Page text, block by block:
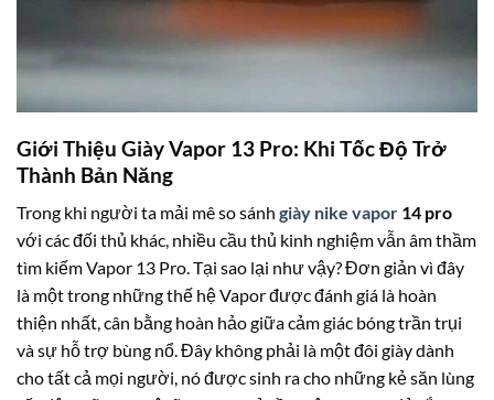
Giới Thiệu Giày Vapor 13 Pro: Khi Tốc Độ Trở
Thành Bản Năng
Trong khi người ta mải mê so sánh giày nike vapor 14 pro
với các đối thủ khác, nhiều cầu thủ kinh nghiệm vẫn âm thầm
tìm kiếm Vapor 13 Pro. Tại sao lại như vậy? Đơn giản vì đây
là một trong những thế hệ Vapor được đánh giá là hoàn
thiện nhất, cân bằng hoàn hảo giữa cảm giác bóng trần trụi
và sự hỗ trợ bùng nổ. Đây không phải là một đôi giày dành
cho tất cả mọi người, nó được sinh ra cho những kẻ săn lùng